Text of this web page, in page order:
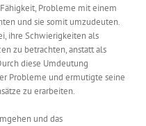
Probleme mit einem
und sie somit umzudeuten.
ihre Schwierigkeiten als
zu betrachten, anstatt als
diese Umdeutung
Probleme und ermutigte seine
zu erarbeiten.
und das